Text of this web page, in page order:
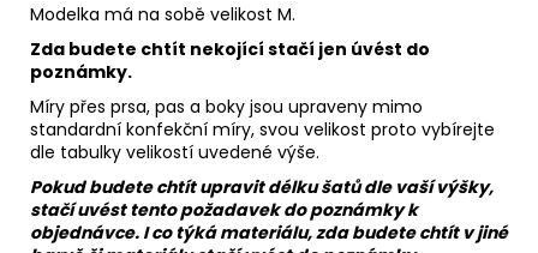
Modelka má na sobě velikost M.
Zda budete chtít nekojící stačí jen úvést do
poznámky.
Míry přes prsa, pas a boky jsou upraveny mimo
standardní konfekční míry, svou velikost proto vybírejte
dle tabulky velikostí uvedené výše.
Pokud budete chtít upravit délku šatů dle vaší výšky,
stačí uvést tento požadavek do poznámky k
objednávce. I co týká materiálu, zda budete chtít v jiné